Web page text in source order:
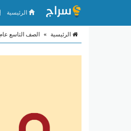
الرئيسية
الرئيسية » الصف التاسع